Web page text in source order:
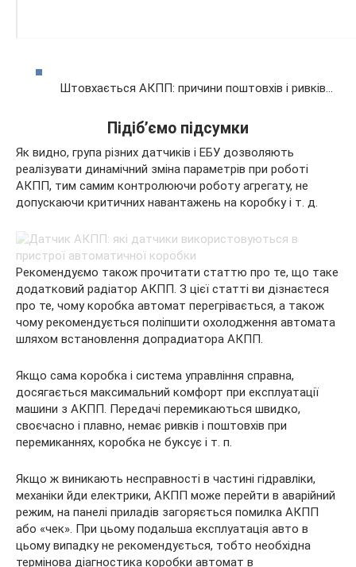
Штовхається АКПП: причини поштовхів і ривків…
Підіб’ємо підсумки
Як видно, група різних датчиків і ЕБУ дозволяють
реалізувати динамічний зміна параметрів при роботі
АКПП, тим самим контролюючи роботу агрегату, не
допускаючи критичних навантажень на коробку і т. д.
Рекомендуємо також прочитати статтю про те, що таке
додатковий радіатор АКПП. З цієї статті ви дізнаєтеся
про те, чому коробка автомат перегрівається, а також
чому рекомендується поліпшити охолодження автомата
шляхом встановлення допрадиатора АКПП.
Якщо сама коробка і система управління справна,
досягається максимальний комфорт при експлуатації
машини з АКПП. Передачі перемикаються швидко,
своєчасно і плавно, немає ривків і поштовхів при
перемиканнях, коробка не буксує і т. п.
Якщо ж виникають несправності в частині гідравліки,
механіки йди електрики, АКПП може перейти в аварійний
режим, на панелі приладів загоряється помилка АКПП
або «чек». При цьому подальша експлуатація авто в
цьому випадку не рекомендується, тобто необхідна
термінова діагностика коробки автомат в